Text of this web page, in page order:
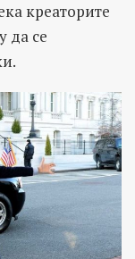
креаторите
да се